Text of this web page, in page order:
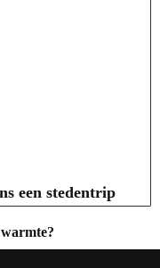
een stedentrip